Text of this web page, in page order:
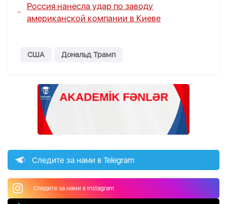
Россия нанесла удар по заводу
американской компании в Киеве
США Дональд Трамп
Следите за нами в Telegram
Следите за нами в Instagram